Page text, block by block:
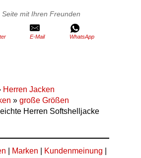
Seite mit Ihren Freunden
E-Mail WhatsApp
Herren Jacken
» große Größen
Herren Softshelljacke
Marken Kundenmeinung